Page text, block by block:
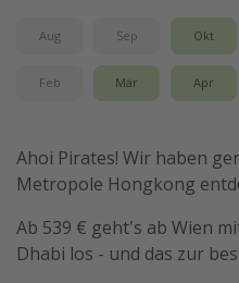
Aug Sep Okt
Feb Mär Apr
Ahoi Pirates! Wir haben
Metropole Hongkong
Ab 539 € geht's ab Wien
Dhabi los - und das zur